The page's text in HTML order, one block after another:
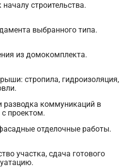
началу строительства.
выбранного типа.
из домокомплекта.
стропила, гидроизоляция,
разводка коммуникаций в
с проектом.
отделочные работы.
участка, сдача готового